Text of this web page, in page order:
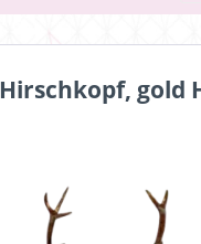
gold